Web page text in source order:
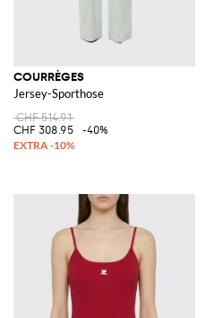
COURRÈGES
Jersey-Sporthose
CHF 514.91
CHF 308.95
-40%